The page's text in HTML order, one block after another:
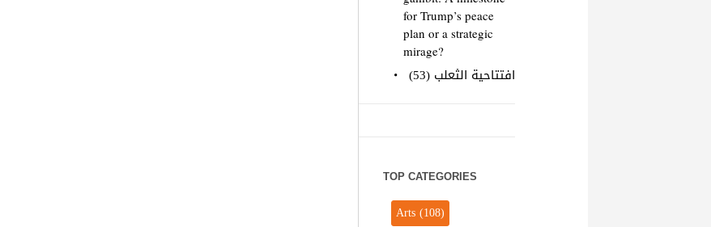
for Trump’s peace
plan or a strategic
mirage?
افتتاحية الثعلب (53)
TOP CATEGORIES
Arts(108)